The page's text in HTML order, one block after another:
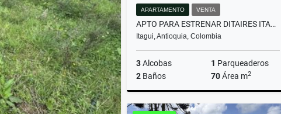
APARTAMENTO VENTA
APTO PARA ESTRENAR DITAIRES ITAGUI
Itagui, Antioquia, Colombia
3Alcobas 1 Parqueaderos
2 Baños 70Área m2
Venta